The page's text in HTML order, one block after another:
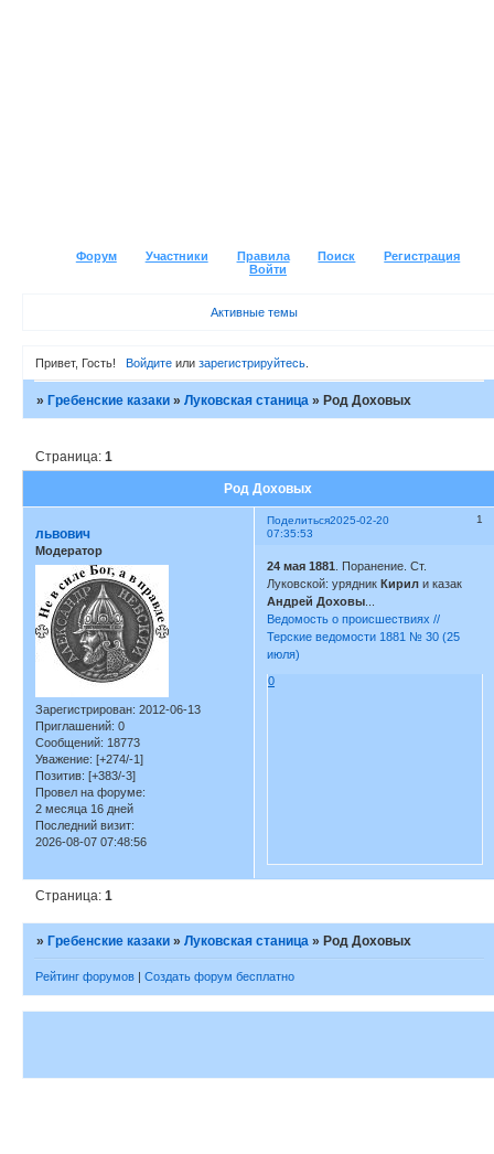
Форум Участники Правила Поиск
Регистрация
Войти
Активные темы
Привет, Гость! Войдитеили зарегистрируйтесь.
»Гребенские казаки »Луковская станица »Род Доховых
Род Доховых
Страница:1
Поделиться 1
2025-02-20
07:35:53
львович
Модератор
Зарегистрирован: 2012-06-13
Приглашений: 0
Сообщений: 18773
Уважение: [+274/-1]
Позитив: [+383/-3]
Провел на форуме:
2 месяца 16 дней
Последний визит:
2026-08-07 07:48:56
24 мая 1881 . Поранение. Ст.
Луковской: урядникКирил и казак
Андрей Доховы
Ведомость о происшествиях //
Терские ведомости 1881 № 30 (25
июля)
0
Страница:1
» Гребенские казаки »Луковская станица » Род Доховых
Рейтинг форумов | Создать форум бесплатно